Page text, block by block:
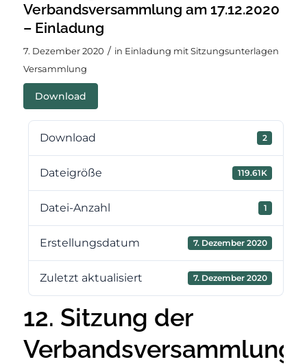
Verbandsversammlung am 17.12.2020
– Einladung
7. Dezember 2020 / in Einladung mit Sitzungsunterlagen
Versammlung
Download
Download 2
Dateigröße 119.61K
Datei-Anzahl 1
Erstellungsdatum 7. Dezember 2020
Zuletzt aktualisiert 7. Dezember 2020
12. Sitzung der
Verbandsversammlung